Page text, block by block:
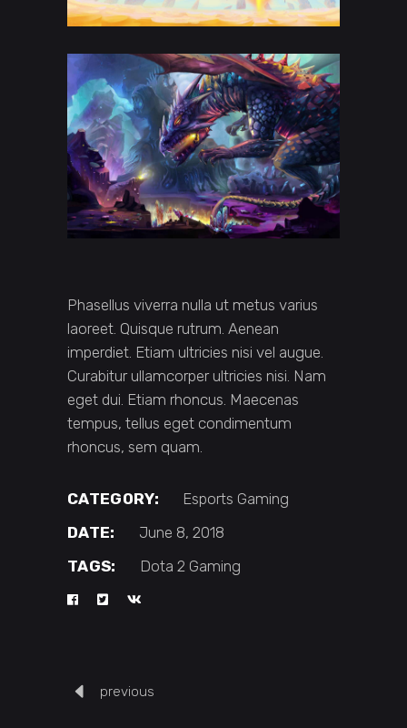
Phasellus viverra nulla ut metus varius
laoreet. Quisque rutrum. Aenean
imperdiet. Etiam ultricies nisi vel augue.
Curabitur ullamcorper ultricies nisi. Nam
eget dui. Etiam rhoncus. Maecenas
tempus, tellus eget condimentum
rhoncus, sem quam.
CATEGORY: Esports Gaming
DATE:
June 8, 2018
TAGS:
Dota 2 Gaming
previous